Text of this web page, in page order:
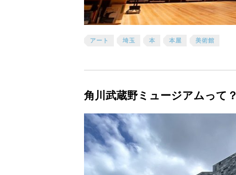
アート 埼玉 本 本屋 美術館
角川武蔵野ミュージアムって？